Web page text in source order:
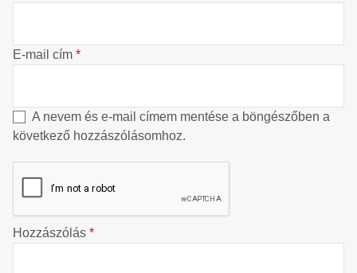
E-mail cím *
A nevem és e-mail címem mentése a böngészőben a
következő hozzászólásomhoz.
Hozzászólás *